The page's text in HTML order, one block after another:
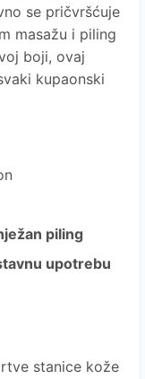
se pričvršćuje
masažu i piling
boji, ovaj
kupaonski
piling
upotrebu
stanice kože